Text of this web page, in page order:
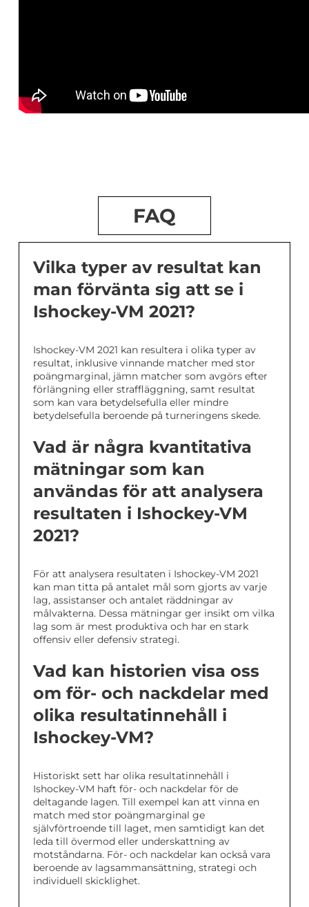
FAQ
Vilka typer av resultat kan
man förvänta sig att se i
Ishockey-VM 2021?
Ishockey-VM 2021 kan resultera i olika typer av
resultat, inklusive vinnande matcher med stor
poängmarginal, jämn matcher som avgörs efter
förlängning eller straffläggning, samt resultat
som kan vara betydelsefulla eller mindre
betydelsefulla beroende på turneringens skede.
Vad är några kvantitativa
mätningar som kan
användas för att analysera
resultaten i Ishockey-VM
2021?
För att analysera resultaten i Ishockey-VM 2021
kan man titta på antalet mål som gjorts av varje
lag, assistanser och antalet räddningar av
målvakterna. Dessa mätningar ger insikt om vilka
lag som är mest produktiva och har en stark
offensiv eller defensiv strategi.
Vad kan historien visa oss
om för- och nackdelar med
olika resultatinnehåll i
Ishockey-VM?
Historiskt sett har olika resultatinnehåll i
Ishockey-VM haft för- och nackdelar för de
deltagande lagen. Till exempel kan att vinna en
match med stor poängmarginal ge
självförtroende till laget, men samtidigt kan det
leda till övermod eller underskattning av
motståndarna. För- och nackdelar kan också vara
beroende av lagsammansättning, strategi och
individuell skicklighet.